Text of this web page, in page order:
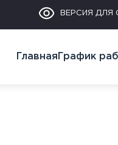
ВЕРСИЯ ДЛЯ
Главная График